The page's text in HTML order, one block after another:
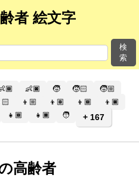
者 絵文字
検
索
👶🏿 🧒 🧒🏻
🧒🏼
👦🏼 👦🏽 👦🏾
👦🏿
👧🏾 👧🏿 🧑 + 167
高齢者